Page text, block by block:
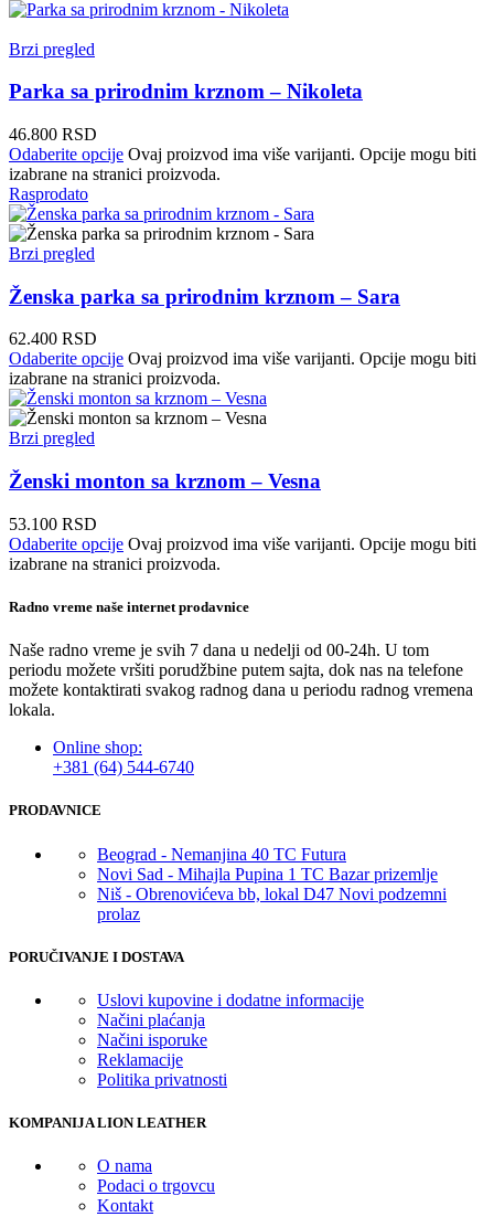
Brzi pregled
Parka sa prirodnim krznom – Nikoleta
46.800 RSD
Odaberite opcije Ovaj proizvod ima više varijanti. Opcije mogu biti
izabrane na stranici proizvoda.
Rasprodato
Brzi pregled
Ženska parka sa prirodnim krznom – Sara
62.400 RSD
Odaberite opcije Ovaj proizvod ima više varijanti. Opcije mogu biti
izabrane na stranici proizvoda.
Brzi pregled
Ženski monton sa krznom – Vesna
53.100 RSD
Odaberite opcije Ovaj proizvod ima više varijanti. Opcije mogu biti
izabrane na stranici proizvoda.
Radno vreme naše internet prodavnice
Naše radno vreme je svih 7 dana u nedelji od 00-24h. U tom
periodu možete vršiti porudžbine putem sajta, dok nas na telefone
možete kontaktirati svakog radnog dana u periodu radnog vremena
lokala.
Online shop:
+381 (64) 544-6740
PRODAVNICE
Beograd - Nemanjina 40 TC Futura
Novi Sad - Mihajla Pupina 1 TC Bazar prizemlje
Niš - Obrenovićeva bb, lokal D47 Novi podzemni
prolaz
PORUČIVANJE I DOSTAVA
Uslovi kupovine i dodatne informacije
Načini plaćanja
Načini isporuke
Reklamacije
Politika privatnosti
KOMPANIJA LION LEATHER
O nama
Podaci o trgovcu
Kontakt